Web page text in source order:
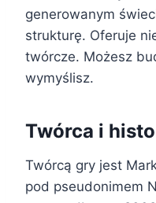
generowanym
strukturę. Oferuje
twórcze. Możesz
wymyślisz.
Twórca i
Twórcą gry jest
pod pseudonimem